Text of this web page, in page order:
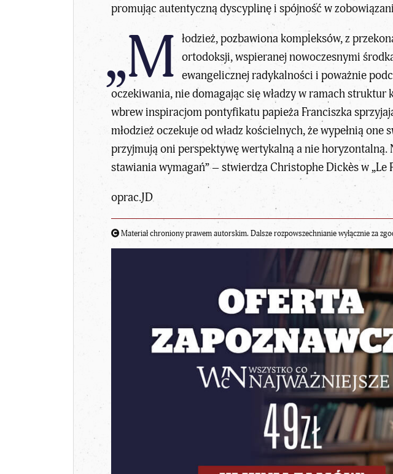
promując autentyczną dyscyplinę i spójność w
„M łodzież, pozbawiona kompleksów, z
ortodoksji, wspieranej nowoczesnymi
ewangelicznej radykalności i poważnie
oczekiwania, nie domagając się władzy w ramach
wbrew inspiracjom pontyfikatu papieża Franciszka
młodzież oczekuje od władz kościelnych, że wypełnią
przyjmują oni perspektywę wertykalną a nie
stawiania wymagań” – stwierdza Christophe Dickès w„Le
oprac.JD
Materiał chroniony prawem autorskim. Dalsze rozpowszechnianie wyłącznie za